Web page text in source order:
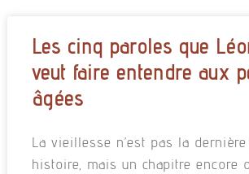
Les cinq paroles que
veut faire entendre aux
âgées
La vieillesse n’est pas la dernière
histoire, mais un chapitre encore